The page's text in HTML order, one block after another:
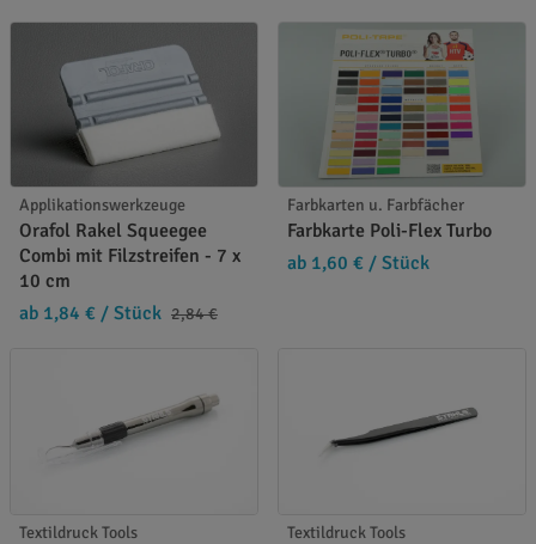
Applikationswerkzeuge
Orafol Rakel Squeegee
Combi mit Filzstreifen - 7 x
10 cm
ab 1,84 € / Stück 2,84 €
Farbkarten u. Farbfächer
Farbkarte Poli-Flex Turbo
ab 1,60 € / Stück
Textildruck Tools Textildruck Tools